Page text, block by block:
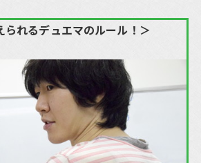
られるデュエマのルール！＞